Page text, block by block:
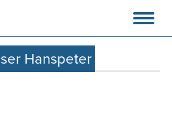
Hanspeter